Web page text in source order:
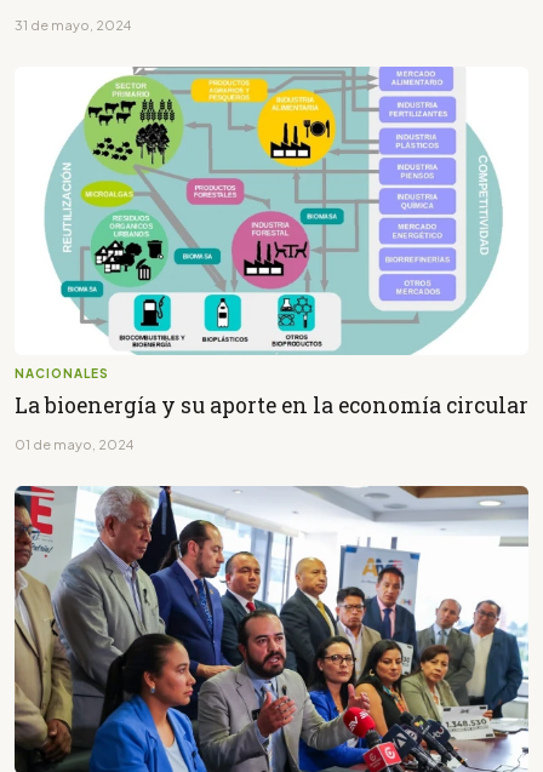
31 de mayo, 2024
NACIONALES
La bioenergía y su aporte en la economía circular
01 de mayo, 2024